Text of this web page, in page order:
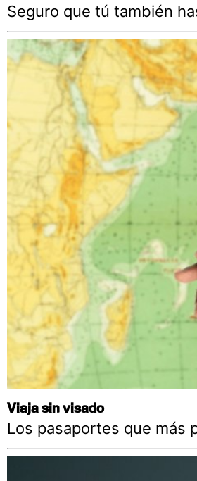
Seguro que tú también
Viaja sin visado
Los pasaportes que más